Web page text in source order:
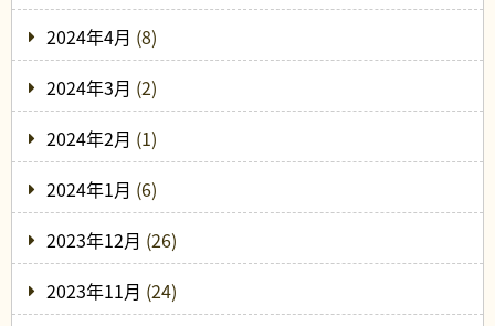
2024年4月 (8)
2024年3月 (2)
2024年2月 (1)
2024年1月 (6)
2023年12月 (26)
2023年11月 (24)